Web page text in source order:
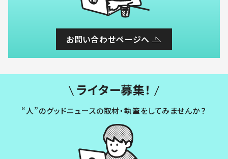
お問い合わせページへ
ライター募集！
“人”のグッドニュースの取材・執筆をしてみませんか？